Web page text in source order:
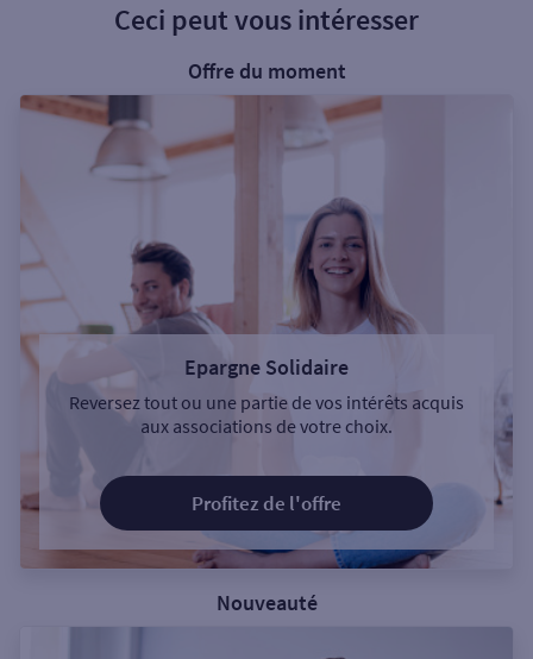
Ceci peut vous intéresser
Offre du moment
Epargne Solidaire
Reversez tout ou une partie de vos intérêts acquis
aux associations de votre choix.
Profitez de l'offre
Nouveauté